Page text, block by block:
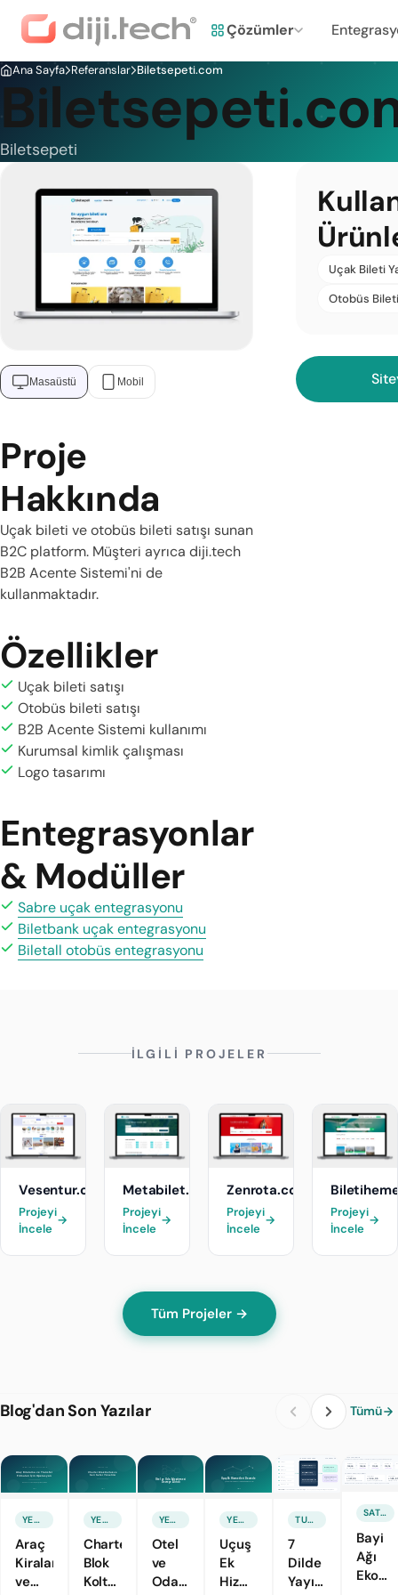
Çözümler
Ana Sayfa Referanslar Biletsepeti.com
Biletsepeti
Masaüstü Mobil
Proje
Hakkında
Uçak bileti ve otobüs bileti satışı sunan
B2C platform. Müşteri ayrıca diji.tech
B2B Acente Sistemi'ni de
kullanmaktadır.
Özellikler
Uçak bileti satışı
Otobüs bileti satışı
B2B Acente Sistemi kullanımı
Kurumsal kimlik çalışması
Logo tasarımı
Entegrasyonlar
& Modüller
Sabre uçak entegrasyonu
Biletbank uçak entegrasyonu
Biletall otobüs entegrasyonu
Uçak Bileti
Otobüs Bileti
İLGİLİ PROJELER
Vesentur.com
Projeyi
İncele
→
Metabilet.com
Projeyi
İncele
→
Zenrota.com
Projeyi
İncele
→
Projeyi
İncele
→
Tüm Projeler →
Blog'dan Son Yazılar Tümü
YENI ÖZELLIK
Araç
Kiralama
ve
YENI ÖZELLIK
Charter
Blok
Koltuk
YENI ÖZELLIK
Otel
ve
Oda
YENI ÖZELLIK
Uçuş
Ek
Hizmetlerini
TURIZM TEKNOLOJILERI
7
Dilde
Yayındasınız
SATIŞ & PAZARLAMA
Bayi
Ağı